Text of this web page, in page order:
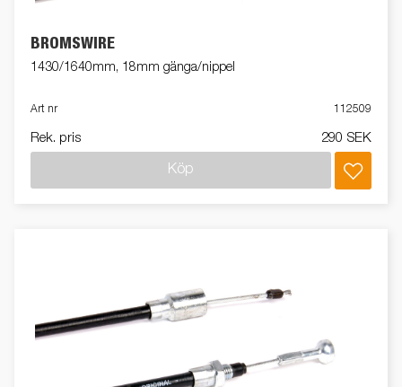
BROMSWIRE
1430/1640mm, 18mm gänga/nippel
Art nr 112509
Rek. pris 290 SEK
Köp